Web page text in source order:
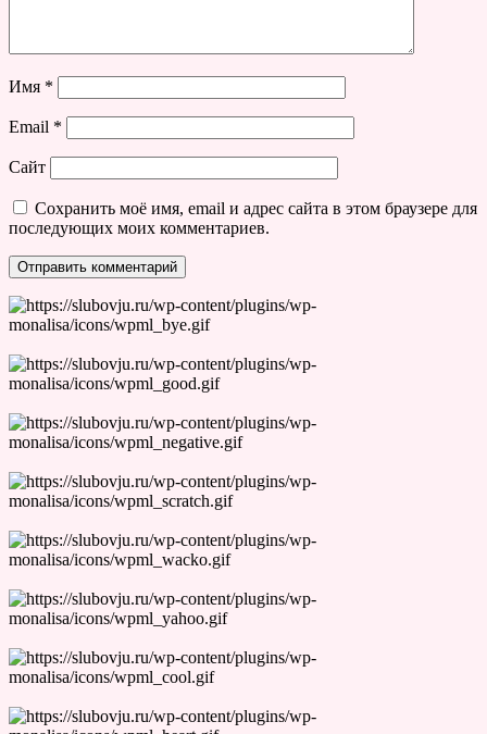
Имя *
Email *
Сайт
Сохранить моё имя, email и адрес сайта в этом браузере для
последующих моих комментариев.